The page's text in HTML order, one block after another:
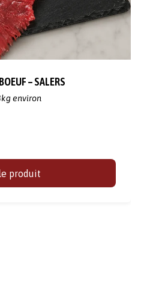
– SALERS
environ
produit